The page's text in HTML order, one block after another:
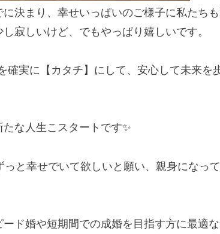
決まり、幸せいっぱいのご様子に私たち
寂しいけど、でもやっぱり嬉しいです。
確実に【カタチ】にして、安心して未来を
な人生こスタートです✨
と幸せでいて欲しいと願い、親身になっ
ド婚や短期間での成婚を目指す方に最適